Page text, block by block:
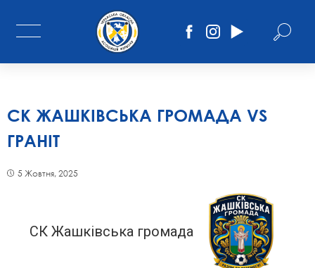
СК ЖАШКІВСЬКА ГРОМАДА VS
ГРАНІТ
5 Жовтня, 2025
СК Жашківська громада